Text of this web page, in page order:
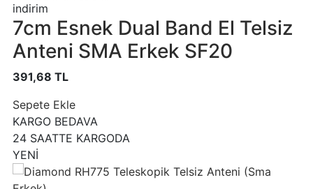
indirim
7cm Esnek Dual Band El Telsiz
Anteni SMA Erkek SF20
391,68 TL
Sepete Ekle
KARGO BEDAVA
24 SAATTE KARGODA
YENİ